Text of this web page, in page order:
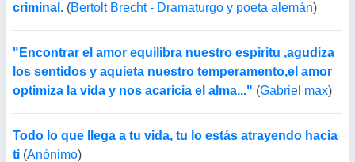
criminal. (Bertolt Brecht - Dramaturgo y poeta alemán)
"Encontrar el amor equilibra nuestro espiritu ,agudiza
los sentidos y aquieta nuestro temperamento,el amor
optimiza la vida y nos acaricia el alma..." (Gabriel max)
Todo lo que llega a tu vida, tu lo estás atrayendo hacia
ti (Anónimo)